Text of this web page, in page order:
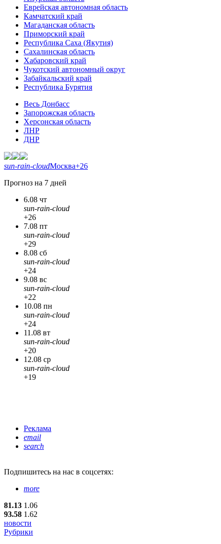
Еврейская автономная область
Камчатский край
Магаданская область
Приморский край
Республика Саха (Якутия)
Сахалинская область
Хабаровский край
Чукотский автономный округ
Забайкальский край
Республика Бурятия
Весь Донбасс
Запорожская область
Херсонская область
ЛНР
ДНР
sun-rain-cloudМосква+26
Прогноз на 7 дней
6.08 чт
sun-rain-cloud
+26
7.08 пт
sun-rain-cloud
+29
8.08 сб
sun-rain-cloud
+24
9.08 вс
sun-rain-cloud
+22
10.08 пн
sun-rain-cloud
+24
11.08 вт
sun-rain-cloud
+20
12.08 ср
sun-rain-cloud
+19
Реклама
email
search
Подпишитесь на нас в соцсетях:
more
81.13 1.06
93.58 1.62
новости
Рубрики